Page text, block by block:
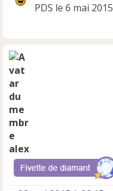
PDS le 6 mai 2015
alex